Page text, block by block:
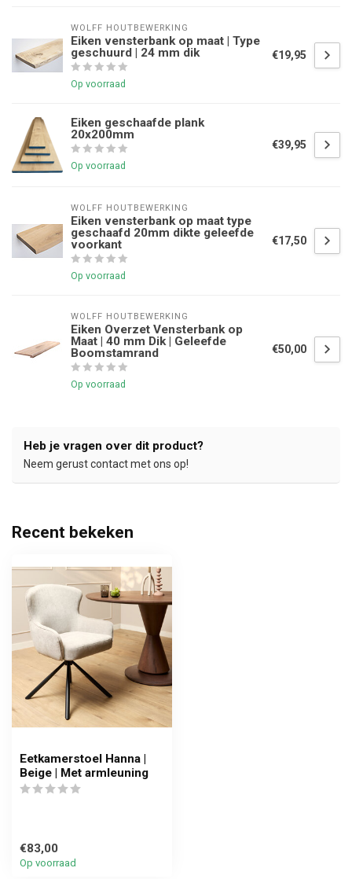
WOLFF HOUTBEWERKING
Eiken vensterbank op maat | Type
geschuurd | 24 mm dik
Op voorraad
€19,95
Eiken geschaafde plank
20x200mm
Op voorraad
€39,95
WOLFF HOUTBEWERKING
Eiken vensterbank op maat type
geschaafd 20mm dikte geleefde
voorkant
Op voorraad
€17,50
WOLFF HOUTBEWERKING
Eiken Overzet Vensterbank op
Maat | 40 mm Dik | Geleefde
Boomstamrand
Op voorraad
€50,00
Heb je vragen over dit product?
Neem gerust contact met ons op!
Recent bekeken
Eetkamerstoel Hanna |
Beige | Met armleuning
€83,00
Op voorraad